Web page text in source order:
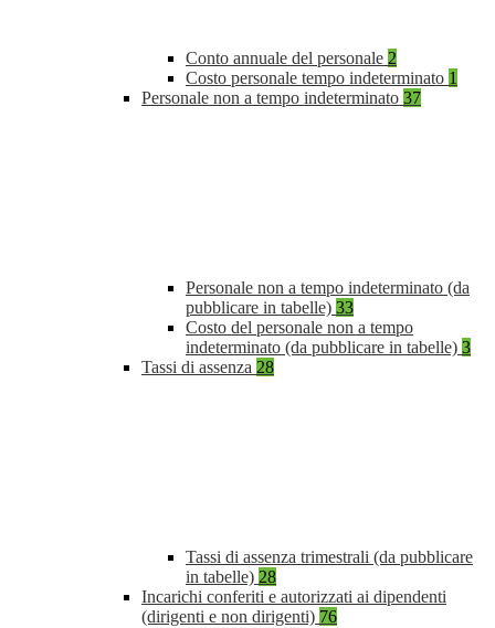
Conto annuale del personale 2
Costo personale tempo indeterminato 1
Personale non a tempo indeterminato 37
Personale non a tempo indeterminato (da
pubblicare in tabelle) 33
Costo del personale non a tempo
indeterminato (da pubblicare in tabelle) 3
Tassi di assenza 28
Tassi di assenza trimestrali (da pubblicare
in tabelle) 28
Incarichi conferiti e autorizzati ai dipendenti
(dirigenti e non dirigenti) 76